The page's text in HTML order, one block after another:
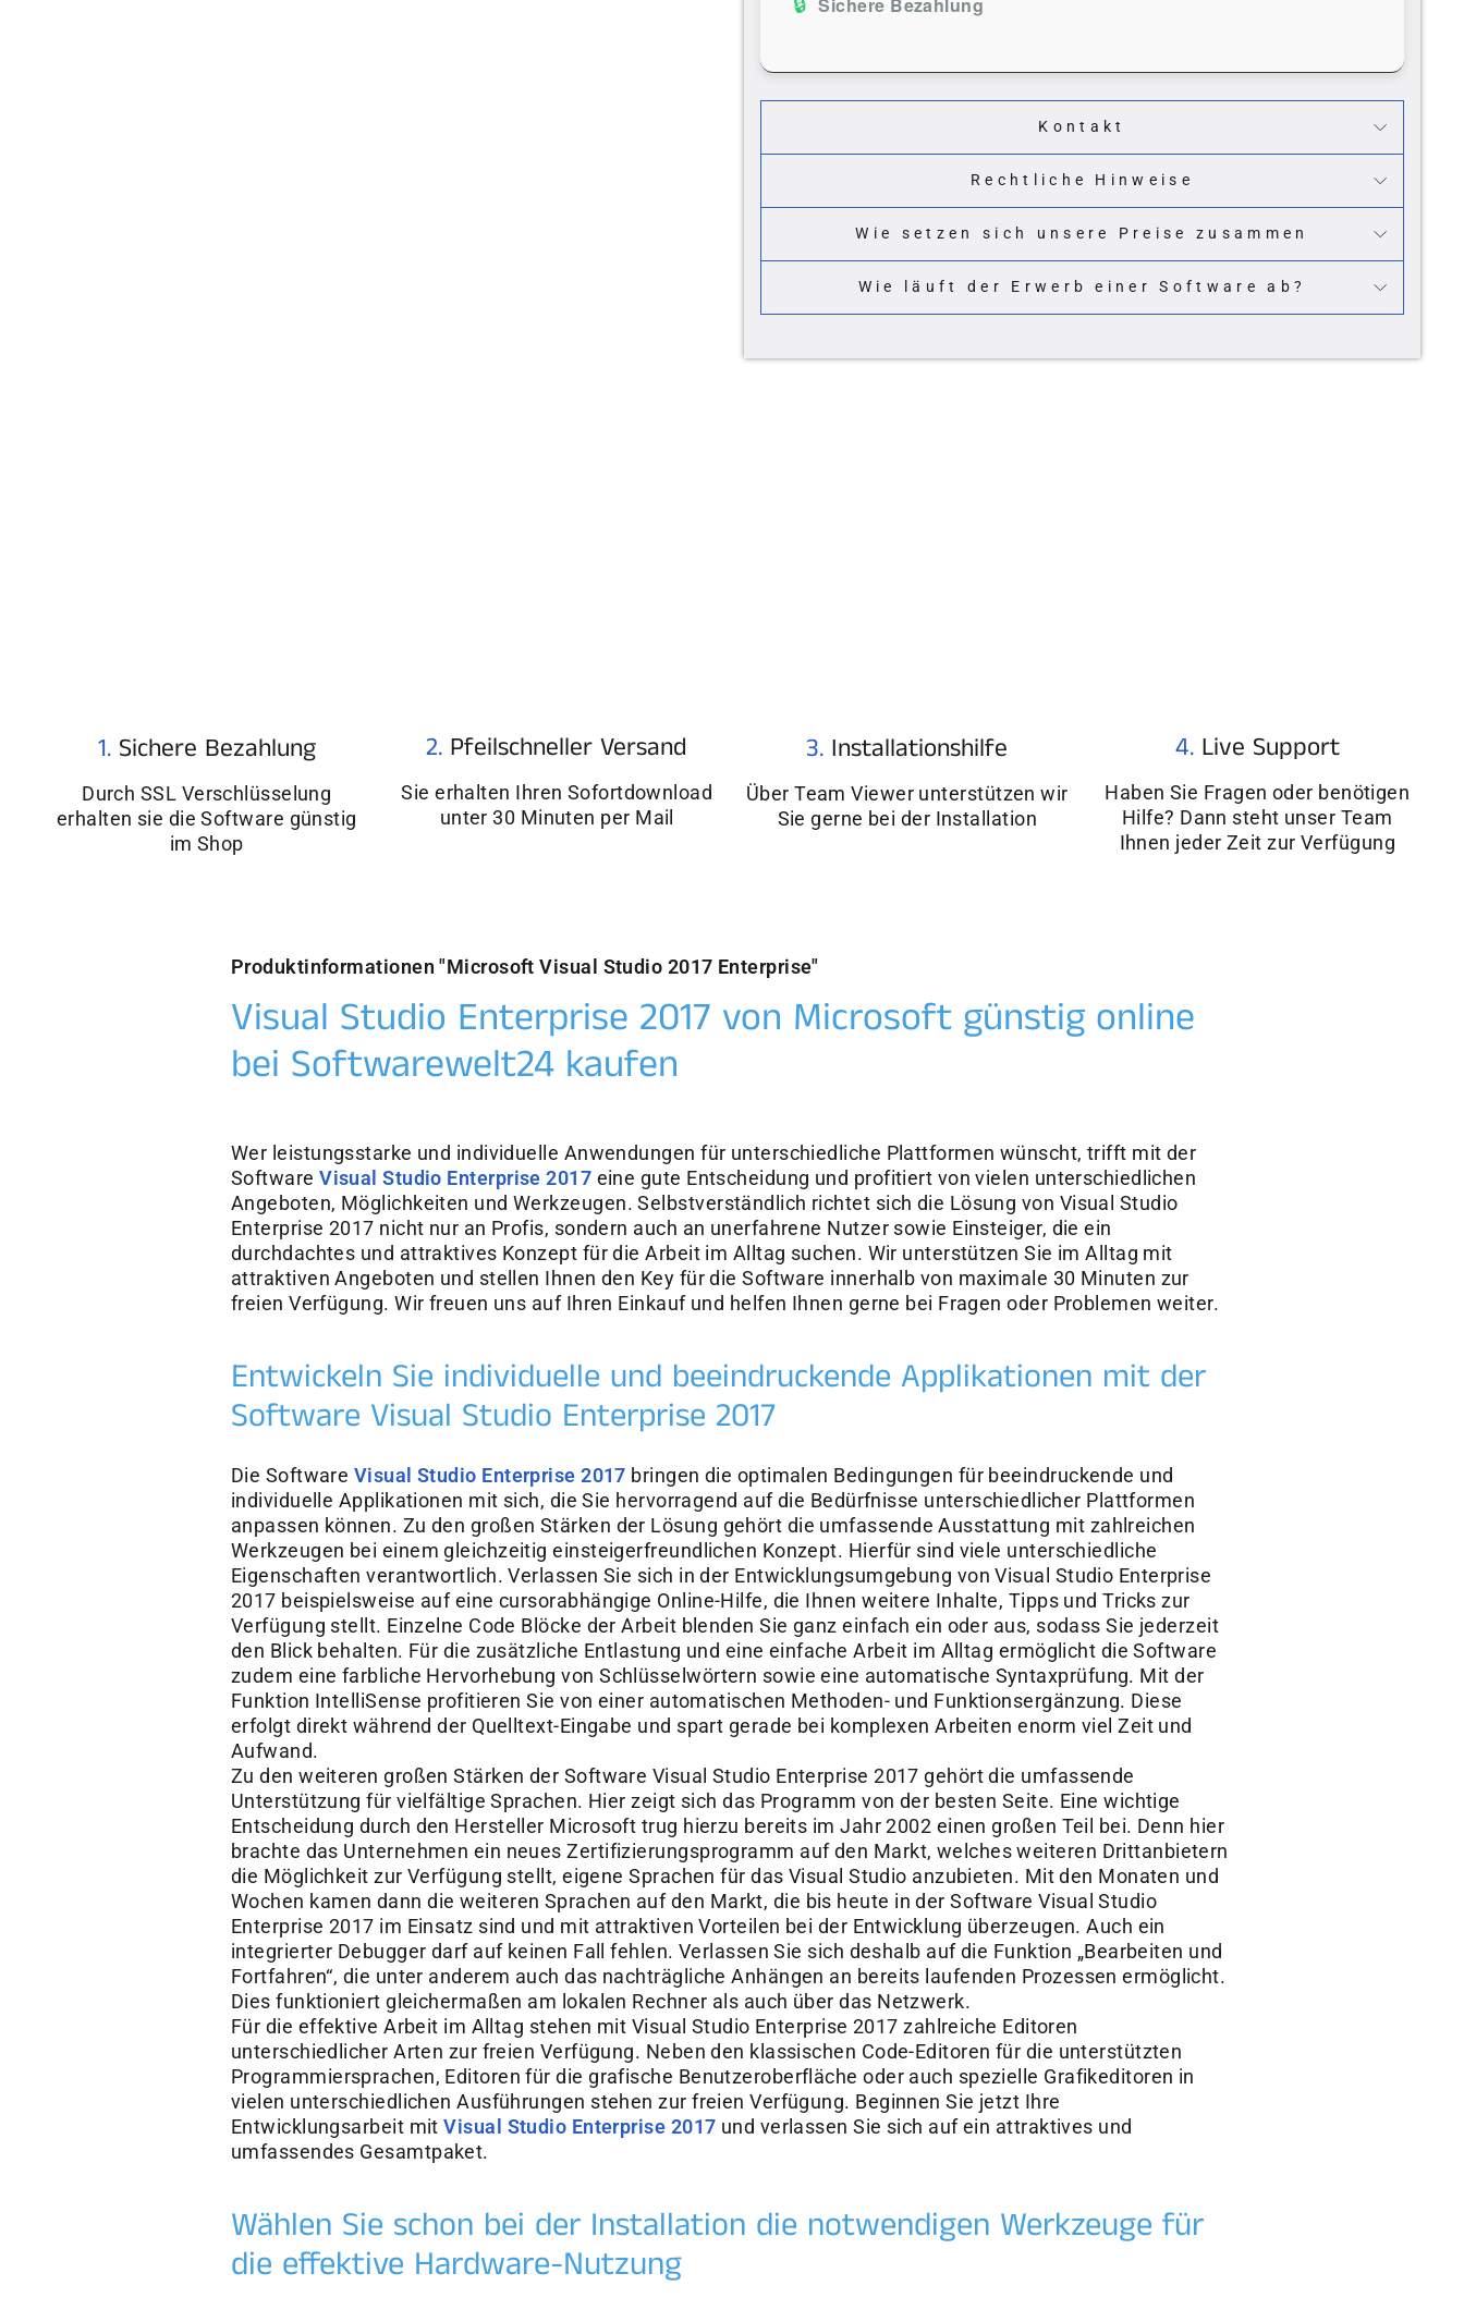
¢
â
Kontakt
Rechtliche Hinweise
Wie setzen sich unsere Preise zusammen
Wie läuft der Erwerb einer Software ab?
1. Sichere Bezahlung
Durch SSL Verschlüsselung
erhalten sie die Software günstig
im Shop
2. Pfeilschneller Versand
Sie erhalten Ihren Sofortdownload
unter 30 Minuten per Mail
3. Installationshilfe
Über Team Viewer unterstützen wir
Sie gerne bei der Installation
4. Live Support
Haben Sie Fragen oder benötigen
Hilfe? Dann steht unser Team
Ihnen jeder Zeit zur Verfügung
Produktinformationen "Microsoft Visual Studio 2017 Enterprise"
Visual Studio Enterprise 2017 von Microsoft günstig online
bei Softwarewelt24 kaufen
Wer leistungsstarke und individuelle Anwendungen für unterschiedliche Plattformen wünscht, trifft mit der
SoftwareVisual Studio Enterprise 2017 eine gute Entscheidung und profitiert von vielen unterschiedlichen
Angeboten, Möglichkeiten und Werkzeugen. Selbstverständlich richtet sich die Lösung von Visual Studio
Enterprise 2017 nicht nur an Profis, sondern auch an unerfahrene Nutzer sowie Einsteiger, die ein
durchdachtes und attraktives Konzept für die Arbeit im Alltag suchen. Wir unterstützen Sie im Alltag mit
attraktiven Angeboten und stellen Ihnen den Key für die Software innerhalb von maximale 30 Minuten zur
freien Verfügung. Wir freuen uns auf Ihren Einkauf und helfen Ihnen gerne bei Fragen oder Problemen weiter.
Entwickeln Sie individuelle und beeindruckende Applikationen mit der
Software Visual Studio Enterprise 2017
Die Software Visual Studio Enterprise 2017 bringen die optimalen Bedingungen für beeindruckende und
individuelle Applikationen mit sich, die Sie hervorragend auf die Bedürfnisse unterschiedlicher Plattformen
anpassen können. Zu den großen Stärken der Lösung gehört die umfassende Ausstattung mit zahlreichen
Werkzeugen bei einem gleichzeitig einsteigerfreundlichen Konzept. Hierfür sind viele unterschiedliche
Eigenschaften verantwortlich. Verlassen Sie sich in der Entwicklungsumgebung von Visual Studio Enterprise
2017 beispielsweise auf eine cursorabhängige Online-Hilfe, die Ihnen weitere Inhalte, Tipps und Tricks zur
Verfügung stellt. Einzelne Code Blöcke der Arbeit blenden Sie ganz einfach ein oder aus, sodass Sie jederzeit
den Blick behalten. Für die zusätzliche Entlastung und eine einfache Arbeit im Alltag ermöglicht die Software
zudem eine farbliche Hervorhebung von Schlüsselwörtern sowie eine automatische Syntaxprüfung. Mit der
Funktion IntelliSense profitieren Sie von einer automatischen Methoden- und Funktionsergänzung. Diese
erfolgt direkt während der Quelltext-Eingabe und spart gerade bei komplexen Arbeiten enorm viel Zeit und
Aufwand.
Zu den weiteren großen Stärken der Software Visual Studio Enterprise 2017 gehört die umfassende
Unterstützung für vielfältige Sprachen. Hier zeigt sich das Programm von der besten Seite. Eine wichtige
Entscheidung durch den Hersteller Microsoft trug hierzu bereits im Jahr 2002 einen großen Teil bei. Denn hier
brachte das Unternehmen ein neues Zertifizierungsprogramm auf den Markt, welches weiteren Drittanbietern
die Möglichkeit zur Verfügung stellt, eigene Sprachen für das Visual Studio anzubieten. Mit den Monaten und
Wochen kamen dann die weiteren Sprachen auf den Markt, die bis heute in der Software Visual Studio
Enterprise 2017 im Einsatz sind und mit attraktiven Vorteilen bei der Entwicklung überzeugen. Auch ein
integrierter Debugger darf auf keinen Fall fehlen. Verlassen Sie sich deshalb auf die Funktion „Bearbeiten und
Fortfahren“, die unter anderem auch das nachträgliche Anhängen an bereits laufenden Prozessen ermöglicht.
Dies funktioniert gleichermaßen am lokalen Rechner als auch über das Netzwerk.
Für die effektive Arbeit im Alltag stehen mit Visual Studio Enterprise 2017 zahlreiche Editoren
unterschiedlicher Arten zur freien Verfügung. Neben den klassischen Code-Editoren für die unterstützten
Programmiersprachen, Editoren für die grafische Benutzeroberfläche oder auch spezielle Grafikeditoren in
vielen unterschiedlichen Ausführungen stehen zur freien Verfügung. Beginnen Sie jetzt Ihre
Entwicklungsarbeit mitVisual Studio Enterprise 2017 und verlassen Sie sich auf ein attraktives und
umfassendes Gesamtpaket.
Wählen Sie schon bei der Installation die notwendigen Werkzeuge für
die effektive Hardware-Nutzung